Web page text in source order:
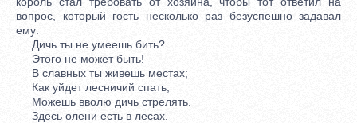
вопрос, который гость несколько раз безуспешно задавал
ему:
Дичь ты не умеешь бить?
Этого не может быть!
В славных ты живешь местах;
Как уйдет лесничий спать,
Можешь вволю дичь стрелять.
Здесь олени есть в лесах.